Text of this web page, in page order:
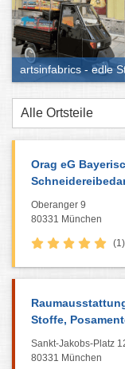
artsinfabrics - edle
Alle Ortsteile
Orag eG
Oberanger 9
80331 München
(1)
Stoffe,
Sankt-Jakobs-Platz
80331 München